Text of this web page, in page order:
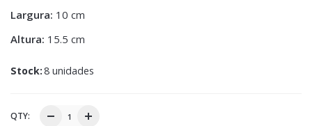
Largura: 10 cm
Altura: 15.5 cm
Stock:8 unidades
QTY: